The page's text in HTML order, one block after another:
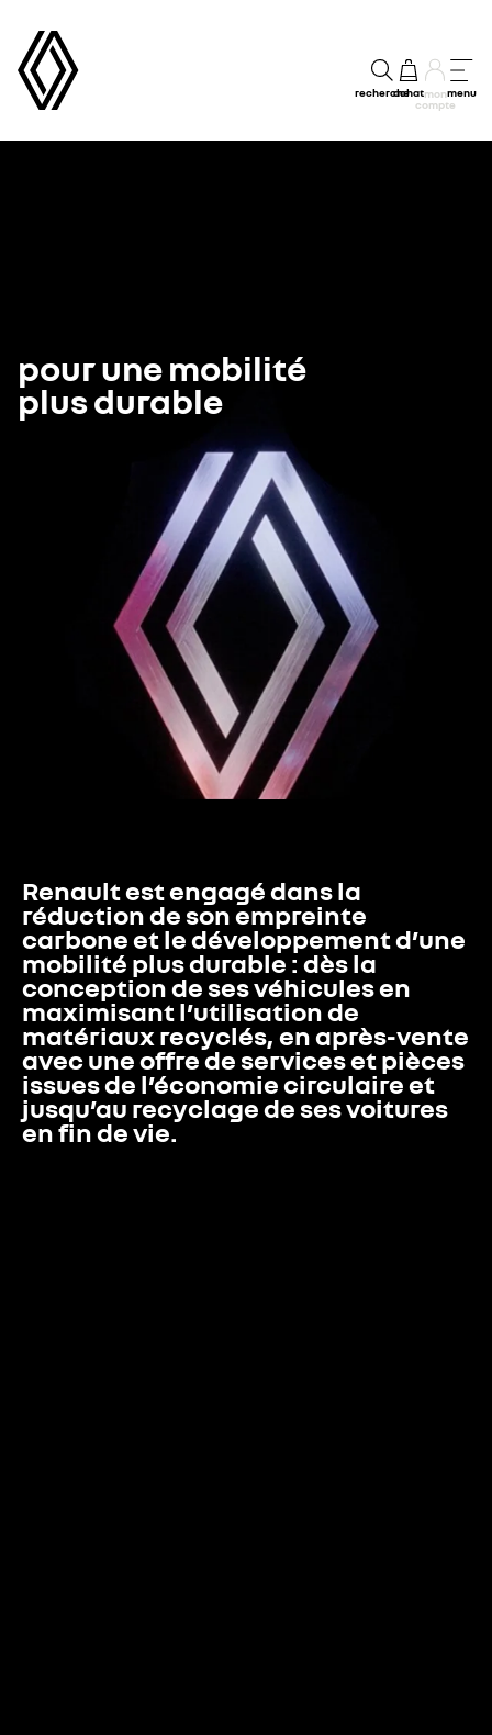
rechercheachatmon
compte
menu
pour une mobilité
plus durable
Renault est engagé dans la
réduction de son empreinte
carbone et le développement d’une
mobilité plus durable : dès la
conception de ses véhicules en
maximisant l’utilisation de
matériaux recyclés, en après-vente
avec une offre de services et pièces
issues de l’économie circulaire et
jusqu’au recyclage de ses voitures
en fin de vie.